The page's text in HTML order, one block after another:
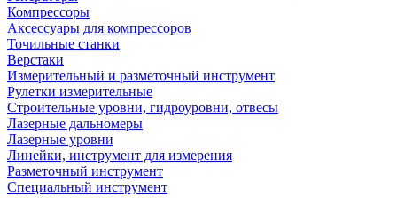
Компрессоры
Аксессуары для компрессоров
Точильные станки
Верстаки
Измерительный и разметочный инструмент
Рулетки измерительные
Строительные уровни, гидроуровни, отвесы
Лазерные дальномеры
Лазерные уровни
Линейки, инструмент для измерения
Разметочный инструмент
Специальный инструмент